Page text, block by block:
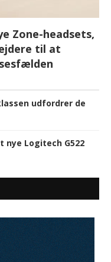
Zone-headsets,
til at
udfordrer de
nye Logitech G522